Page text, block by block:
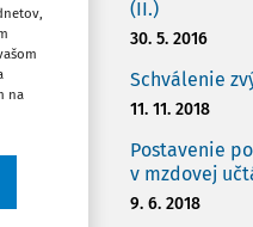
(II.)
30. 5. 2016
Schválenie
11. 11. 2018
Postavenie
v mzdovej
9. 6. 2018
na